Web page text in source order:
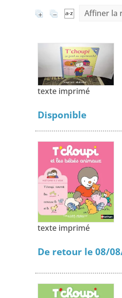
Affiner la
texte imprimé
Disponible
texte imprimé
De retour le 08/